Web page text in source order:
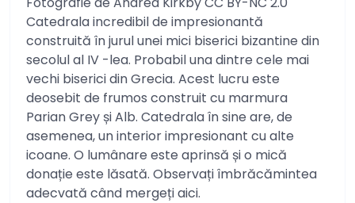
Catedrala incredibil de impresionantă
construită în jurul unei mici biserici bizantine din
secolul al IV -lea. Probabil una dintre cele mai
vechi biserici din Grecia. Acest lucru este
deosebit de frumos construit cu marmura
Parian Grey și Alb. Catedrala în sine are, de
asemenea, un interior impresionant cu alte
icoane. O lumânare este aprinsă și o mică
donație este lăsată. Observați îmbrăcămintea
adecvată când mergeți aici.